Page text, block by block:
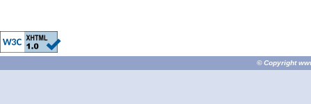
© Copyright